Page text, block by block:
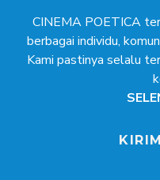
CINEMA POETICA
berbagai individu,
Kami pastinya selalu